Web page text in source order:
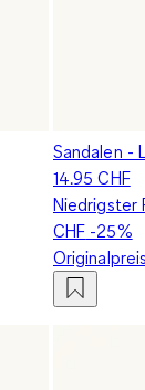
Sandalen -
14.95 CHF
Niedrigster
CHF -25%